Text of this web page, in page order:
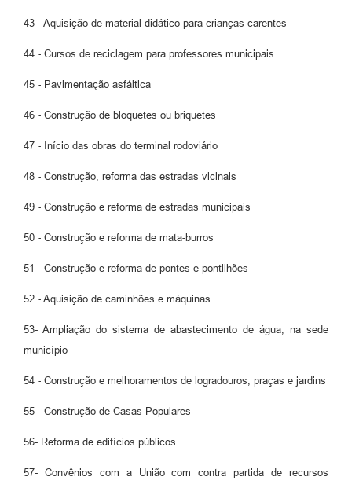
43 - Aquisição de material didático para crianças carentes
44 - Cursos de reciclagem para professores municipais
45 - Pavimentação asfáltica
46 - Construção de bloquetes ou briquetes
47 - Início das obras do terminal rodoviário
48 - Construção, reforma das estradas vicinais
49 - Construção e reforma de estradas municipais
50 - Construção e reforma de mata-burros
51 - Construção e reforma de pontes e pontilhões
52 - Aquisição de caminhões e máquinas
53- Ampliação do sistema de abastecimento de água, na sede
município
54 - Construção e melhoramentos de logradouros, praças e jardins
55 - Construção de Casas Populares
56- Reforma de edifícios públicos
57- Convênios com a União com contra partida de recursos